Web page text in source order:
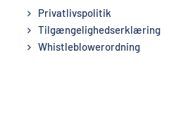
Privatlivspolitik
Tilgængelighedserklæring
Whistleblowerordning